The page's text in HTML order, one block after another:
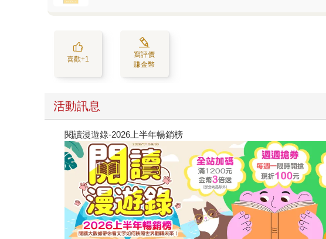
喜歡+1
寫評價
賺金幣
活動訊息
閱讀漫遊錄-2026上半年暢銷榜